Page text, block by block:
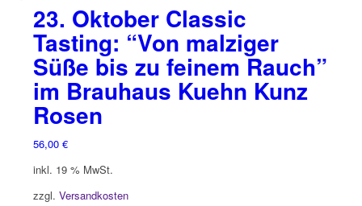
23. Oktober Classic
Tasting: “Von malziger
Süße bis zu feinem Rauch”
im Brauhaus Kuehn Kunz
Rosen
56,00 €
inkl. 19 % MwSt.
zzgl. Versandkosten